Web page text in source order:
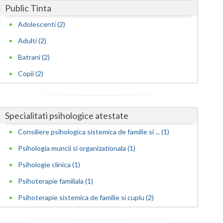
Satu-Mare
Tulcea
Valcea
Vrancea
Consilierea si asistarea cuplurilor care doresc... (2)
Consultanta psihologica pentru managementul
res... (1)
Dezvoltare personala pentru adolescenti (1)
Dezvoltare personala pentru psihologi, acredita...
Evaluare psihologica periodica pentru beneficia...
(1)
Evaluarea in scopul avizarii psihologice pentru... (1)
Evaluarea in scopul avizarii psihologice pentru... (1)
Evaluarea in scopul avizarii psihologice pentru... (1)
Evaluarea psihologica a personalului in vederea... (1)
Public Tinta
Adolescenti (2)
Adulti (2)
Batrani (2)
Copii (2)
Specialitati psihologice atestate
Consiliere psihologica sistemica de familie si ... (1)
Psihologia muncii si organizationala (1)
Psihologie clinica (1)
Psihoterapie familiala (1)
Psihoterapie sistemica de familie si cuplu (2)